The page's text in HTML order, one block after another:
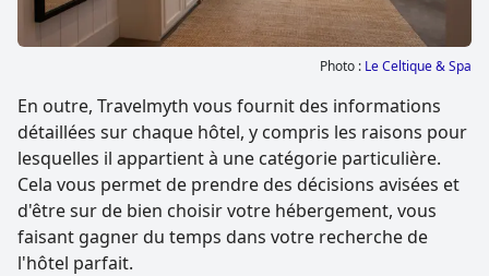
Photo : Le Celtique & Spa
En outre, Travelmyth vous fournit des informations
détaillées sur chaque hôtel, y compris les raisons pour
lesquelles il appartient à une catégorie particulière.
Cela vous permet de prendre des décisions avisées et
d'être sur de bien choisir votre hébergement, vous
faisant gagner du temps dans votre recherche de
l'hôtel parfait.